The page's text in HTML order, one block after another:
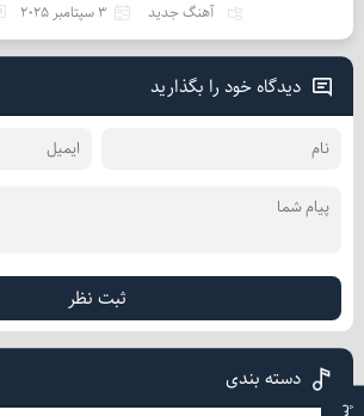
آهنگ جدید 3 سپتامبر 2025
دیدگاه خود را بگذارید
ثبت نظر
دسته بندی